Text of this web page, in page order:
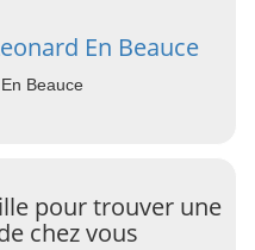
En Beauce
Beauce
pour trouver une
chez vous